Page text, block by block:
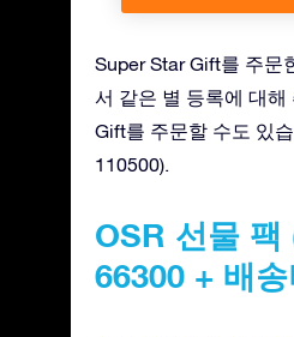
Super Star Gift를 주문
서 같은 별 등록에 대해
Gift를 주문할 수도 있
110500).
OSR 선물 팩
66300 + 배송